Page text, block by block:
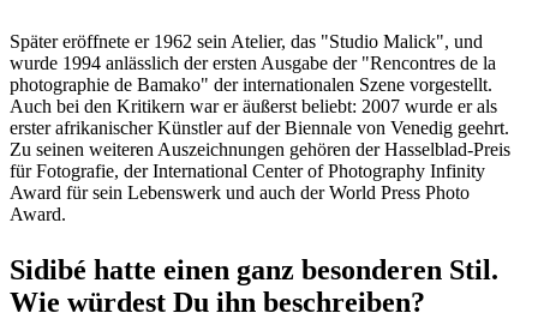
Später eröffnete er 1962 sein Atelier, das "Studio Malick", und
wurde 1994 anlässlich der ersten Ausgabe der "Rencontres de la
photographie de Bamako" der internationalen Szene vorgestellt.
Auch bei den Kritikern war er äußerst beliebt: 2007 wurde er als
erster afrikanischer Künstler auf der Biennale von Venedig geehrt.
Zu seinen weiteren Auszeichnungen gehören der Hasselblad-Preis
für Fotografie, der International Center of Photography Infinity
Award für sein Lebenswerk und auch der World Press Photo
Award.
Sidibé hatte einen ganz besonderen Stil.
Wie würdest Du ihn beschreiben?